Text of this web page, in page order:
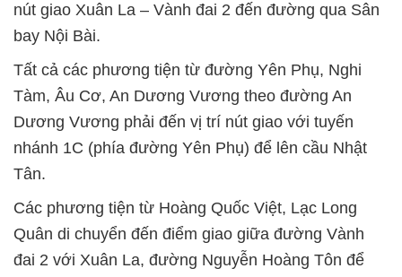
nút giao Xuân La – Vành đai 2 đến đường qua Sân
bay Nội Bài.
Tất cả các phương tiện từ đường Yên Phụ, Nghi
Tàm, Âu Cơ, An Dương Vương theo đường An
Dương Vương phải đến vị trí nút giao với tuyến
nhánh 1C (phía đường Yên Phụ) để lên cầu Nhật
Tân.
Các phương tiện từ Hoàng Quốc Việt, Lạc Long
Quân di chuyển đến điểm giao giữa đường Vành
đai 2 với Xuân La, đường Nguyễn Hoàng Tôn để